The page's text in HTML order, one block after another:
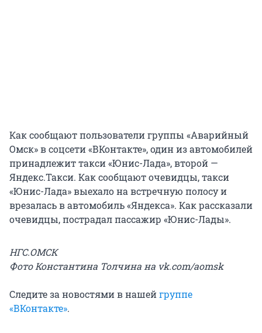
Как сообщают пользователи группы «Аварийный
Омск» в соцсети «ВКонтакте», один из автомобилей
принадлежит такси «Юнис-Лада», второй —
Яндекс.Такси. Как сообщают очевидцы, такси
«Юнис-Лада» выехало на встречную полосу и
врезалась в автомобиль «Яндекса». Как рассказали
очевидцы, пострадал пассажир «Юнис-Лады».
НГС.ОМСК
Фото Константина Толчина на vk.com/aomsk
Следите за новостями в нашейгруппе
«ВКонтакте».